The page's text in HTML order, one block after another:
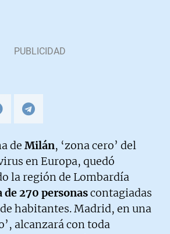
de Milán, ‘zona cero’ del
en Europa, quedó
la región de Lombardía
de 270 personascontagiadas
habitantes. Madrid, en una
alcanzará con toda